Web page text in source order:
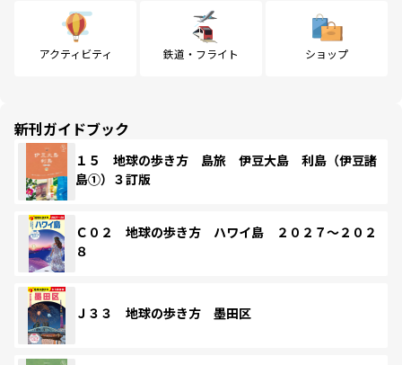
アクティビティ 鉄道・フライト ショップ
新刊ガイドブック
１５ 地球の歩き方 島旅 伊豆大島 利島（伊豆諸
島①）３訂版
Ｃ０２ 地球の歩き方 ハワイ島 ２０２７～２０２
８
Ｊ３３ 地球の歩き方 墨田区